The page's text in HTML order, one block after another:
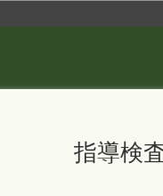
指導検